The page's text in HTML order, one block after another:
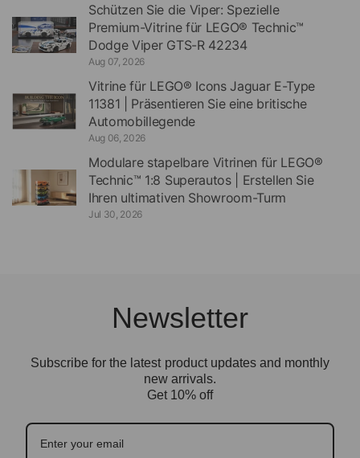
Schützen Sie die Viper: Spezielle
Premium-Vitrine für LEGO® Technic™
Dodge Viper GTS-R 42234
Aug 07, 2026
Vitrine für LEGO® Icons Jaguar E-Type
11381 | Präsentieren Sie eine britische
Automobillegende
Aug 06, 2026
Modulare stapelbare Vitrinen für LEGO®
Technic™ 1:8 Superautos | Erstellen Sie
Ihren ultimativen Showroom-Turm
Jul 30, 2026
Newsletter
Subscribe for the latest product updates and monthly
new arrivals.
Get 10% off